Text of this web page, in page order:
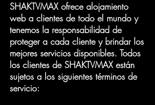
SHAKTVMAX ofrece alojamiento
web a clientes de todo el mundo y
tenemos la responsabilidad de
proteger a cada cliente y brindar los
mejores servicios disponibles. Todos
los clientes de SHAKTVMAX están
sujetos a los siguientes términos de
servicio: